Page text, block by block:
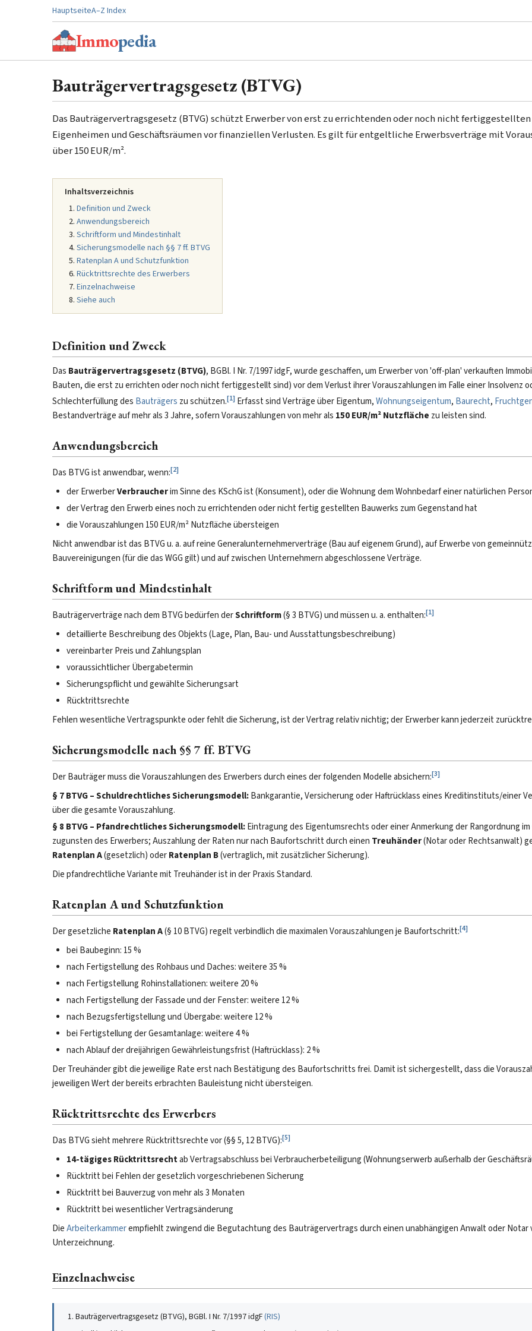
HauptseiteA–Z Index
Immopedia
Bauträgervertragsgesetz (BTVG)
Das Bauträgervertragsgesetz (BTVG) schützt Erwerber von erst zu errichtenden oder noch nicht fertiggestellten
Eigenheimen und Geschäftsräumen vor finanziellen Verlusten. Es gilt für entgeltliche Erwerbsverträge mit
über 150 EUR/m².
Inhaltsverzeichnis
Definition und Zweck
Anwendungsbereich
Schriftform und Mindestinhalt
Sicherungsmodelle nach §§ 7 ff. BTVG
Ratenplan A und Schutzfunktion
Rücktrittsrechte des Erwerbers
Einzelnachweise
Siehe auch
Definition und Zweck
Das Bauträgervertragsgesetz (BTVG), BGBl. I Nr. 7/1997 idgF, wurde geschaffen, um Erwerber von 'off-plan' verkauften
Bauten, die erst zu errichten oder noch nicht fertiggestellt sind) vor dem Verlust ihrer Vorauszahlungen im Falle einer Insolvenz
Schlechterfüllung des Bauträgers zu schützen.[1] Erfasst sind Verträge über Eigentum,Wohnungseigentum, Baurecht,
Bestandverträge auf mehr als 3 Jahre, sofern Vorauszahlungen von mehr als 150 EUR/m² Nutzfläche zu leisten sind.
Anwendungsbereich
Das BTVG ist anwendbar, wenn:[2]
der ErwerberVerbraucherim Sinne des KSchG ist (Konsument), oder die Wohnung dem Wohnbedarf einer natürlichen
der Vertrag den Erwerb eines noch zu errichtenden oder nicht fertig gestellten Bauwerks zum Gegenstand hat
die Vorauszahlungen 150 EUR/m² Nutzfläche übersteigen
Nicht anwendbar ist das BTVG u. a. auf reine Generalunternehmerverträge (Bau auf eigenem Grund), auf Erwerbe von
Bauvereinigungen (für die das WGG gilt) und auf zwischen Unternehmern abgeschlossene Verträge.
Schriftform und Mindestinhalt
Bauträgerverträge nach dem BTVG bedürfen derSchriftform(§ 3 BTVG) und müssen u. a. enthalten:[1]
detaillierte Beschreibung des Objekts (Lage, Plan, Bau- und Ausstattungsbeschreibung)
vereinbarter Preis und Zahlungsplan
voraussichtlicher Übergabetermin
Sicherungspflicht und gewählte Sicherungsart
Rücktrittsrechte
Fehlen wesentliche Vertragspunkte oder fehlt die Sicherung, ist der Vertrag relativ nichtig; der Erwerber kann jederzeit
Sicherungsmodelle nach §§ 7 ff. BTVG
Der Bauträger muss die Vorauszahlungen des Erwerbers durch eines der folgenden Modelle absichern:[3]
§ 7 BTVG – Schuldrechtliches Sicherungsmodell:Bankgarantie, Versicherung oder Haftrücklass eines Kreditinstituts/einer
über die gesamte Vorauszahlung.
§ 8 BTVG – Pfandrechtliches Sicherungsmodell:Eintragung des Eigentumsrechts oder einer Anmerkung der Rangordnung im
zugunsten des Erwerbers; Auszahlung der Raten nur nach Baufortschritt durch einen Treuhänder(Notar oder Rechtsanwalt)
Ratenplan A(gesetzlich) oderRatenplan B(vertraglich, mit zusätzlicher Sicherung).
Die pfandrechtliche Variante mit Treuhänder ist in der Praxis Standard.
Ratenplan A und Schutzfunktion
Der gesetzliche Ratenplan A(§ 10 BTVG) regelt verbindlich die maximalen Vorauszahlungen je Baufortschritt:[4]
bei Baubeginn: 15 %
nach Fertigstellung des Rohbaus und Daches: weitere 35 %
nach Fertigstellung Rohinstallationen: weitere 20 %
nach Fertigstellung der Fassade und der Fenster: weitere 12 %
nach Bezugsfertigstellung und Übergabe: weitere 12 %
bei Fertigstellung der Gesamtanlage: weitere 4 %
nach Ablauf der dreijährigen Gewährleistungsfrist (Haftrücklass): 2 %
Der Treuhänder gibt die jeweilige Rate erst nach Bestätigung des Baufortschritts frei. Damit ist sichergestellt, dass die
jeweiligen Wert der bereits erbrachten Bauleistung nicht übersteigen.
Rücktrittsrechte des Erwerbers
Das BTVG sieht mehrere Rücktrittsrechte vor (§§ 5, 12 BTVG):[5]
14-tägiges Rücktrittsrechtab Vertragsabschluss bei Verbraucherbeteiligung (Wohnungserwerb außerhalb der
Rücktritt bei Fehlen der gesetzlich vorgeschriebenen Sicherung
Rücktritt bei Bauverzug von mehr als 3 Monaten
Rücktritt bei wesentlicher Vertragsänderung
DieArbeiterkammerempfiehlt zwingend die Begutachtung des Bauträgervertrags durch einen unabhängigen Anwalt oder Notar
Unterzeichnung.
Einzelnachweise
Bauträgervertragsgesetz (BTVG), BGBl. I Nr. 7/1997 idgF(RIS)